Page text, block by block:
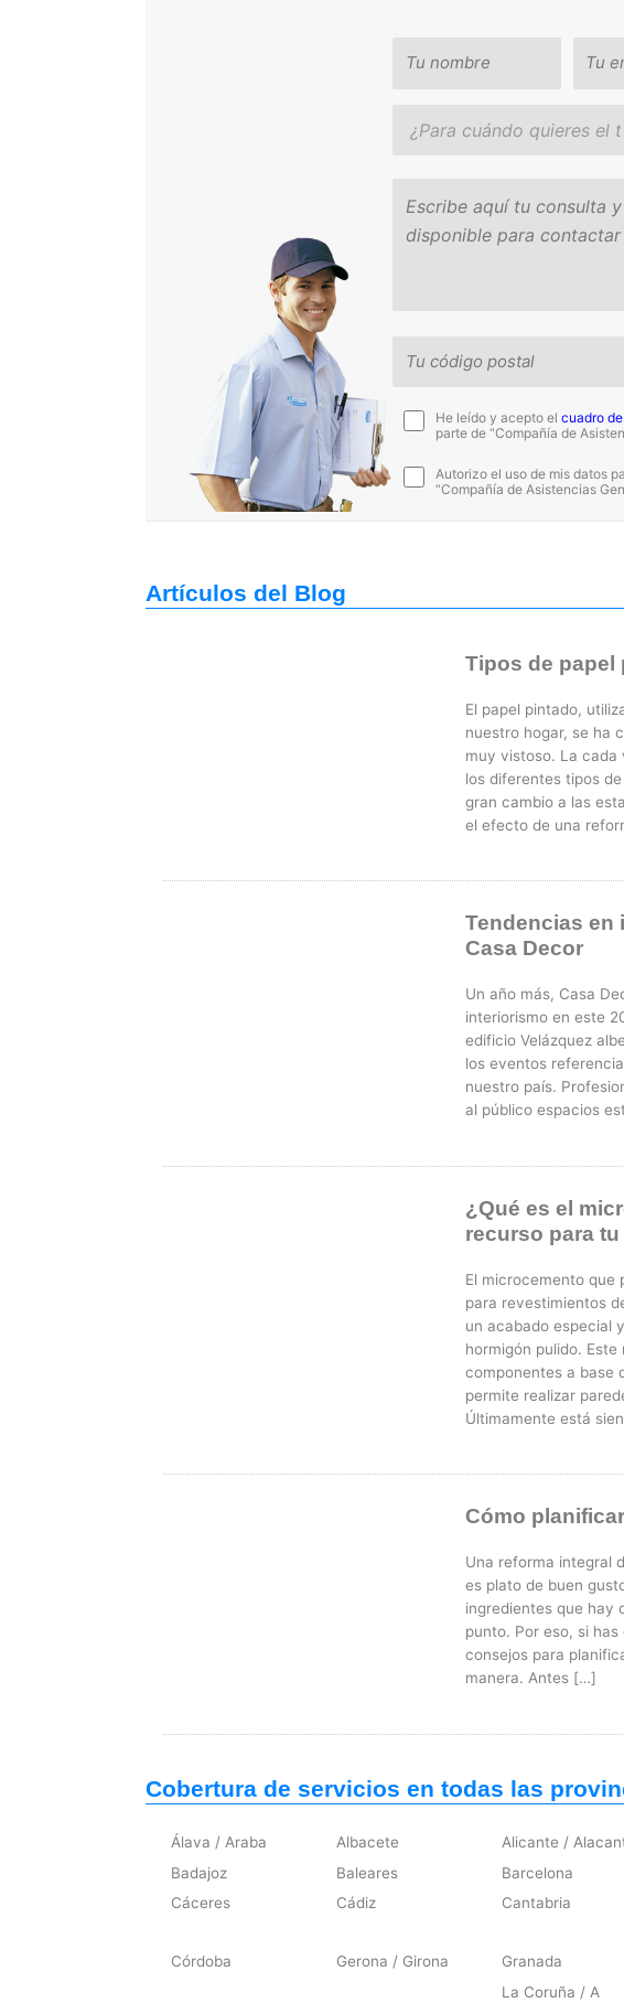
He leído y acepto elcuadro
parte de “Compañía de
Autorizo el uso de mis datos
“Compañía de Asistencias
Artículos del Blog
Tipos de papel
El papel pintado,
nuestro hogar, se ha
muy vistoso. La cada
los diferentes tipos
gran cambio a las
el efecto de una
Tendencias en
Casa Decor
Un año más, Casa
interiorismo en este
edificio Velázquez
los eventos
nuestro país.
al público espacios
¿Qué es el
recurso para
El microcemento que
para revestimientos
un acabado especial
hormigón pulido.
componentes a base
permite realizar
Últimamente está
Cómo
Una reforma integral
es plato de buen
ingredientes que hay
punto. Por eso, si
consejos para
manera. Antes […]
Cobertura de servicios en todas las
Álava / Araba Albacete Alicante /
Badajoz
Baleares Barcelona
Cáceres
Cádiz Cantabria
Córdoba Gerona / Girona Granada
La Coruña / A